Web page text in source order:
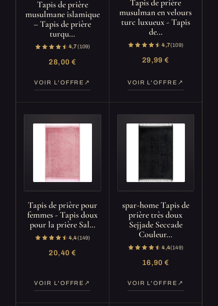
Tapis de prière
musulmane islamique
– Tapis de prière
turqu…
4,7(109)
28,00 €
VOIR L'OFFRE
Tapis de prière
musulman en velours
turc luxueux - Tapis
de…
4,7(109)
29,99 €
VOIR L'OFFRE
Tapis de prière pour
femmes - Tapis doux
pour la prière Sal…
4,4(149)
20,40 €
VOIR L'OFFRE
spar-home Tapis de
prière très doux
Sejjade Seccade
Couleur…
4,4(149)
16,90 €
VOIR L'OFFRE